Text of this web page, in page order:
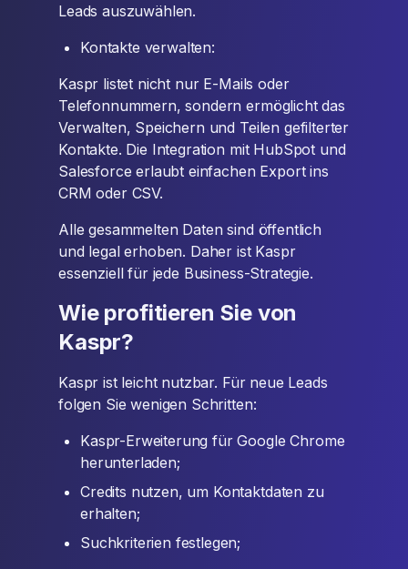
Leads auszuwählen.
Kontakte verwalten:
Kaspr listet nicht nur E-Mails oder
Telefonnummern, sondern ermöglicht das
Verwalten, Speichern und Teilen gefilterter
Kontakte. Die Integration mit HubSpot und
Salesforce erlaubt einfachen Export ins
CRM oder CSV.
Alle gesammelten Daten sind öffentlich
und legal erhoben. Daher ist Kaspr
essenziell für jede Business-Strategie.
Wie profitieren Sie von
Kaspr?
Kaspr ist leicht nutzbar. Für neue Leads
folgen Sie wenigen Schritten:
Kaspr-Erweiterung für Google Chrome
herunterladen;
Credits nutzen, um Kontaktdaten zu
erhalten;
Suchkriterien festlegen;